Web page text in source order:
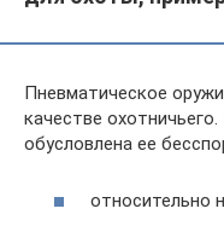
Пневматическое
качестве
обусловлена ее
относительно